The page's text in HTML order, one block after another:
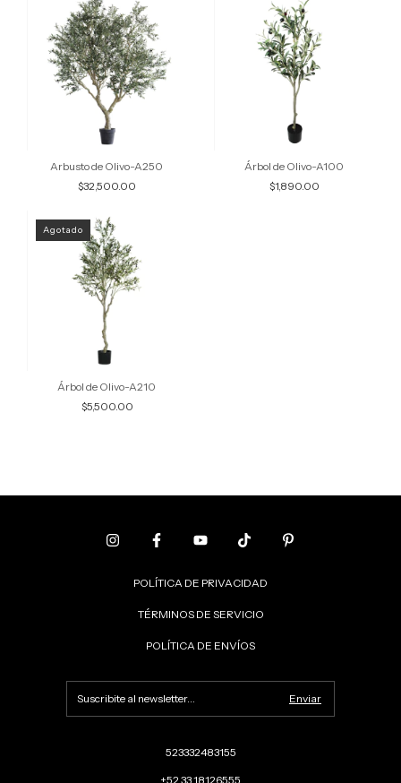
Arbusto de Olivo-A250
$32,500.00
Árbol de Olivo-A100
$1,890.00
Agotado
Árbol de Olivo-A210
$5,500.00
POLÍTICA DE PRIVACIDAD
TÉRMINOS DE SERVICIO
POLÍTICA DE ENVÍOS
523332483155
+52 33 18126555